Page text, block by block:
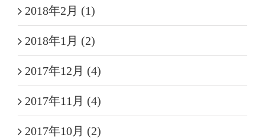
2018年2月 (1)
2018年1月 (2)
2017年12月 (4)
2017年11月 (4)
2017年10月 (2)